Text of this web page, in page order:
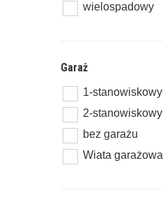
wielospadowy
Garaż
1-stanowiskowy
2-stanowiskowy
bez garażu
Wiata garażowa